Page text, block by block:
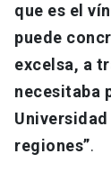
que es el
puede
excelsa, a
necesitaba
regiones”.